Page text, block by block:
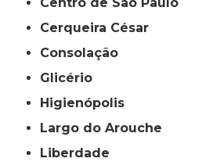
Cerqueira César
Consolação
Glicério
Higienópolis
Largo do Arouche
Liberdade